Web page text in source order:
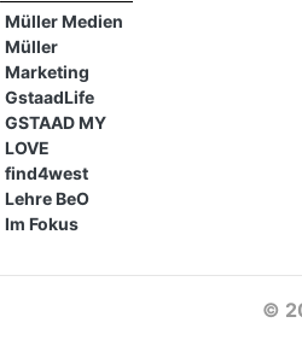
Müller Medien
Müller
Marketing
GstaadLife
GSTAAD MY
LOVE
find4west
Lehre BeO
Im Fokus
©